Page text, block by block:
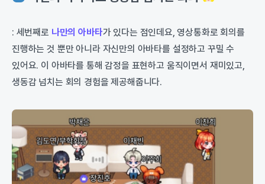
: 세번째로 나만의 아바타가 있다는 점인데요, 영상통화로 회의를
진행하는 것 뿐만 아니라 자신만의 아바타를 설정하고 꾸밀 수
있어요. 이 아바타를 통해 감정을 표현하고 움직이면서 재미있고,
생동감 넘치는 회의 경험을 제공해줍니다.